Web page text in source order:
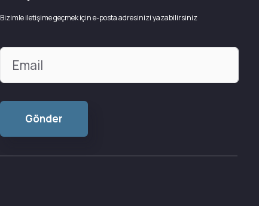
Bizimle iletişime geçmek için e-posta adresinizi yazabilirsiniz